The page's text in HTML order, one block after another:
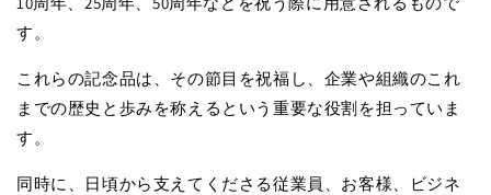
す。
これらの記念品は、その節目を祝福し、企業や組織のこれ
までの歴史と歩みを称えるという重要な役割を担っていま
す。
同時に、日頃から支えてくださる従業員、お客様、ビジネ